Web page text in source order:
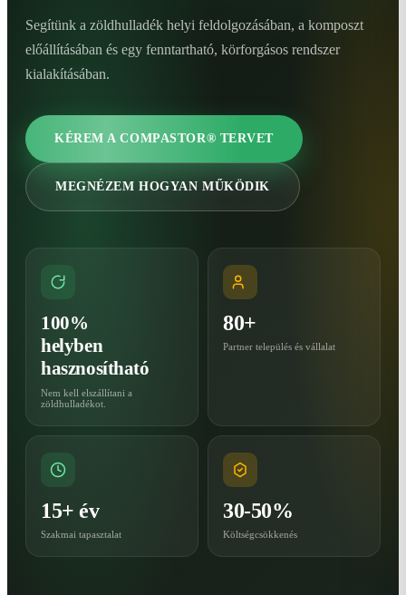
Segítünk a zöldhulladék helyi feldolgozásában, a komposzt
előállításában és egy fenntartható, körforgásos rendszer
kialakításában.
KÉREM A COMPASTOR® TERVET
MEGNÉZEM HOGYAN MŰKÖDIK
100%
helyben
hasznosítható
Nem kell elszállítani a
zöldhulladékot.
80+
Partner település és vállalat
15+ év
Szakmai tapasztalat
30-50%
Költségcsökkenés